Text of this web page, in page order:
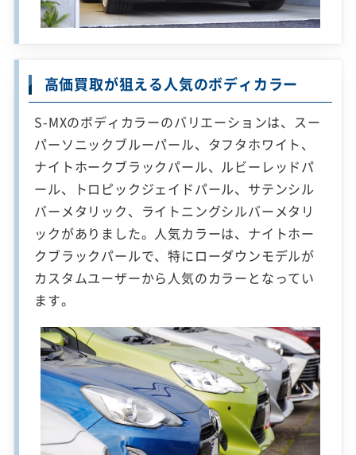
高価買取が狙える人気のボディカラー
S-MXのボディカラーのバリエーションは、スー
パーソニックブルーパール、タフタホワイト、
ナイトホークブラックパール、ルビーレッドパ
ール、トロピックジェイドパール、サテンシル
バーメタリック、ライトニングシルバーメタリ
ックがありました。人気カラーは、ナイトホー
クブラックパールで、特にローダウンモデルが
カスタムユーザーから人気のカラーとなってい
ます。